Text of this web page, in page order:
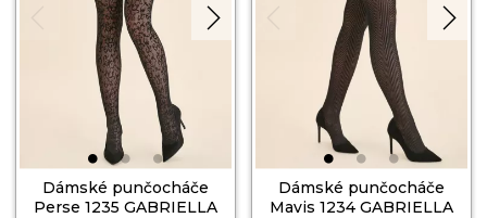
Dámské punčocháče
Perse 1235 GABRIELLA
Dámské punčocháče
Mavis 1234 GABRIELLA